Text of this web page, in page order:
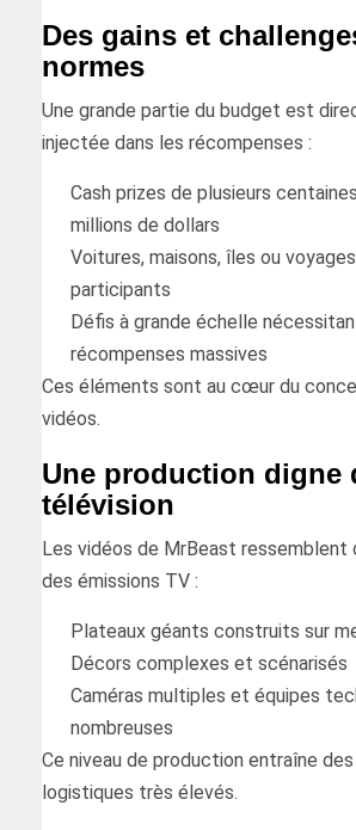
Des gains et
normes
Une grande partie du budget est
injectée dans les récompenses :
Cash prizes de plusieurs
millions de dollars
Voitures, maisons, îles ou
participants
Défis à grande échelle
récompenses massives
Ces éléments sont au cœur du
vidéos.
Une production digne
télévision
Les vidéos de MrBeast ressemblent
des émissions TV :
Plateaux géants construits sur
Décors complexes et scénarisés
Caméras multiples et équipes
nombreuses
Ce niveau de production entraîne
logistiques très élevés.